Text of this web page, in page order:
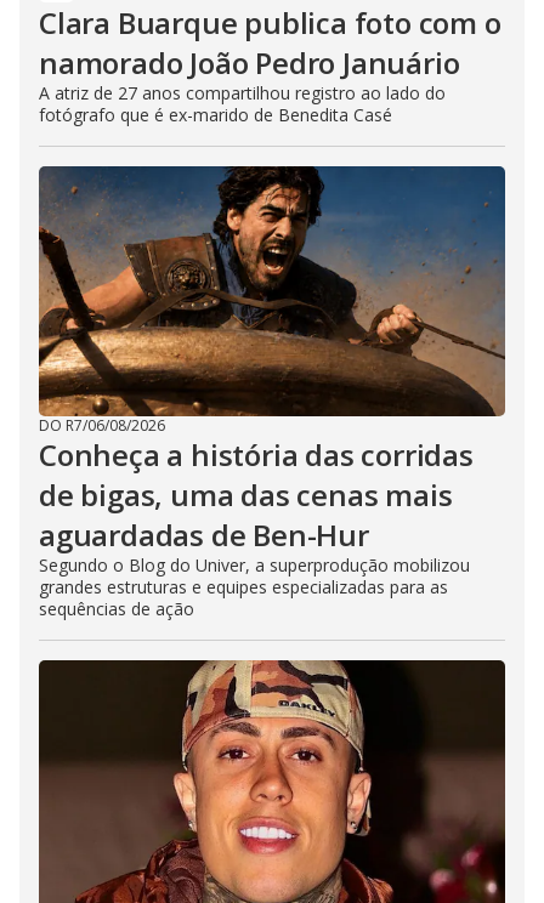
Clara Buarque publica foto com o
namorado João Pedro Januário
A atriz de 27 anos compartilhou registro ao lado do
fotógrafo que é ex-marido de Benedita Casé
DO R7/06/08/2026
Conheça a história das corridas
de bigas, uma das cenas mais
aguardadas de Ben-Hur
Segundo o Blog do Univer, a superprodução mobilizou
grandes estruturas e equipes especializadas para as
sequências de ação